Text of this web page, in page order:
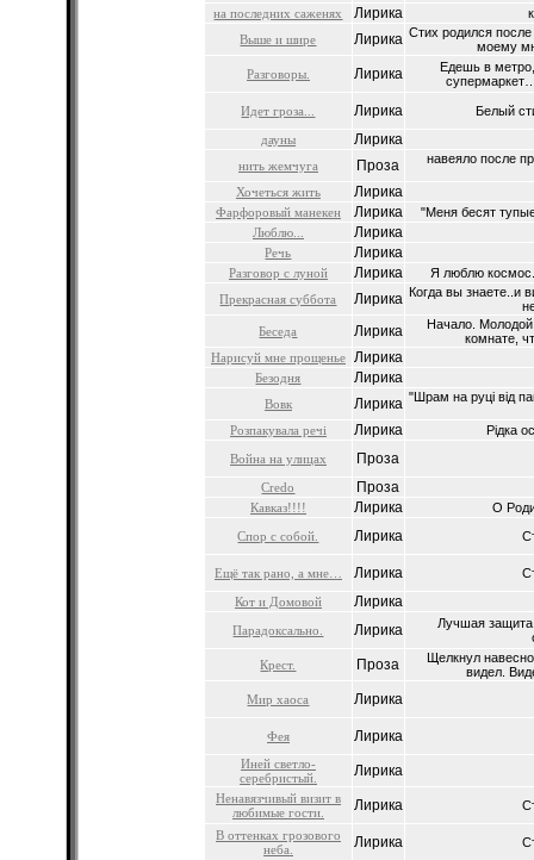
на последних саженях
Лирика
Выше и шире
Лирика Стих родился
моему
Разговоры.
Лирика
Едешь в
Идет гроза... Лирика
Белый
дауны
Лирика
нить жемчуга Проза навеяло после
Хочеться жить Лирика
Фарфоровый манекен Лирика
"Меня бесят
Люблю...
Лирика
Речь Лирика
Разговор с луной Лирика
Я люблю
Прекрасная суббота
Лирика Когда вы знаете..и
Беседа
Лирика
Начало. Молодой
комнате,
Нарисуй мне прощенье Лирика
Безодня Лирика
Вовк Лирика "Шрам на руці від
Розпакувала речі Лирика
Рідка
Война на улицах
Проза
Credo Проза
Кавказ!!!! Лирика
О
Спор с собой.
Лирика
Ещё так рано, а мне… Лирика
Кот и Домовой
Лирика
Парадоксально. Лирика
Лучшая
Крест.
Проза
Щелкнул
видел.
Мир хаоса
Лирика
Фея Лирика
Иней светло-
серебристый.
Лирика
Ненавязчивый визит в
любимые гости.
Лирика
В оттенках грозового
неба.
Лирика